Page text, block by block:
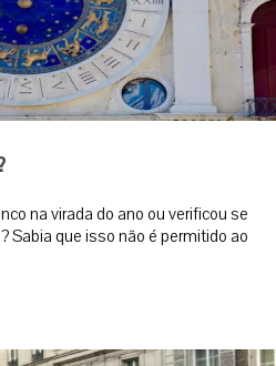
na virada do ano ou verificou se
Sabia que isso não é permitido ao